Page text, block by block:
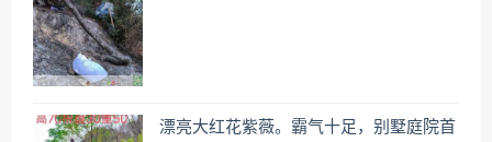
漂亮大红花紫薇。霸气十足，别墅庭院首